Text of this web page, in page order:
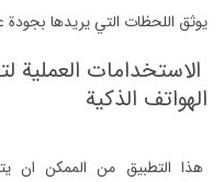
يوثق اللحظات التي يريدها بجودة
الاستخدامات العملية
الهواتف الذكية
هذا التطبيق من الممكن ان